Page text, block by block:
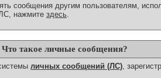
сообщения другим пользователям,
нажмите здесь
Что такое личные сообщения?
личных сообщений (ЛС),